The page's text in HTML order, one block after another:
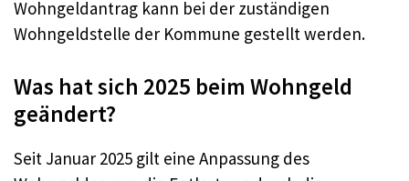
Wohngeldantrag kann bei der zuständigen
Wohngeldstelle der Kommune gestellt werden.
Was hat sich 2025 beim Wohngeld
geändert?
Seit Januar 2025 gilt eine Anpassung des